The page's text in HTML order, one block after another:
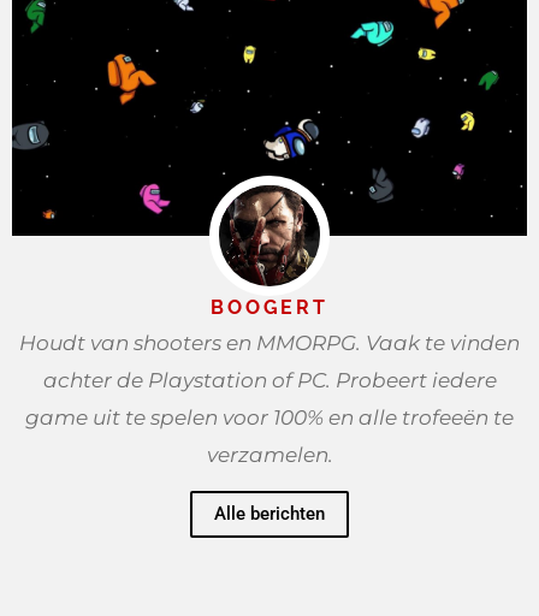
BOOGERT
Houdt van shooters en MMORPG. Vaak te vinden
achter de Playstation of PC. Probeert iedere
game uit te spelen voor 100% en alle trofeeën te
verzamelen.
Alle berichten